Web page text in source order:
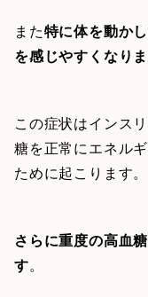
また特に体を動か
を感じやすくなり
この症状はインス
糖を正常にエネル
ために起こります。
さらに重度の高血
す。